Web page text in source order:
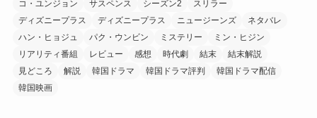
コ・ユンジョン
サスペンス シーズン2
スリラー
ディズニープラス
ディズニープラス ニュージーンズ
ネタバレ
ハン・ヒョジュ
パク・ウンビン ミステリー
ミン・ヒジン
リアリティ番組
レビュー 感想 時代劇 結末
結末解説
見どころ
解説 韓国ドラマ 韓国ドラマ評判
韓国ドラマ配信
韓国映画